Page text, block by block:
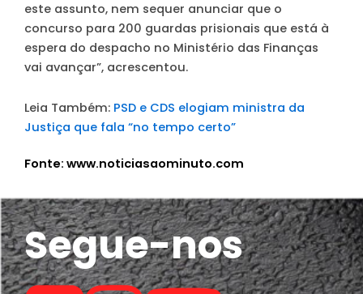
este assunto, nem sequer anunciar que o
concurso para 200 guardas prisionais que está à
espera do despacho no Ministério das Finanças
vai avançar”, acrescentou.
Leia Também: PSD e CDS elogiam ministra da
Justiça que fala “no tempo certo”
Fonte: www.noticiasaominuto.com
Segue-nos